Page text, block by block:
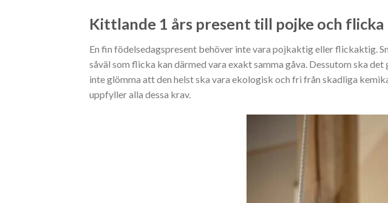
Kittlande 1 års present till pojke och flicka
En fin födelsedagspresent behöver inte vara pojkaktig eller flickaktig.
såväl som flicka kan därmed vara exakt samma gåva. Dessutom ska
inte glömma att den helst ska vara ekologisk och fri från skadliga
uppfyller alla dessa krav.